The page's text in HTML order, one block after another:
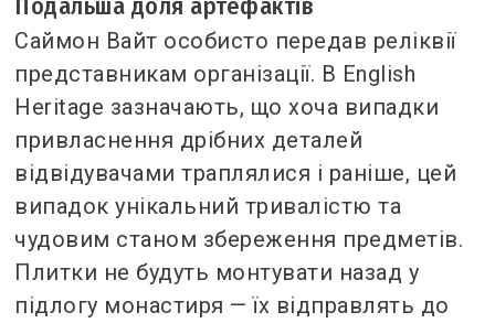
Подальша доля артефактів
Саймон Вайт особисто передав реліквії
представникам організації. В English
Heritage зазначають, що хоча випадки
привласнення дрібних деталей
відвідувачами траплялися і раніше, цей
випадок унікальний тривалістю та
чудовим станом збереження предметів.
Плитки не будуть монтувати назад у
підлогу монастиря — їх відправлять до